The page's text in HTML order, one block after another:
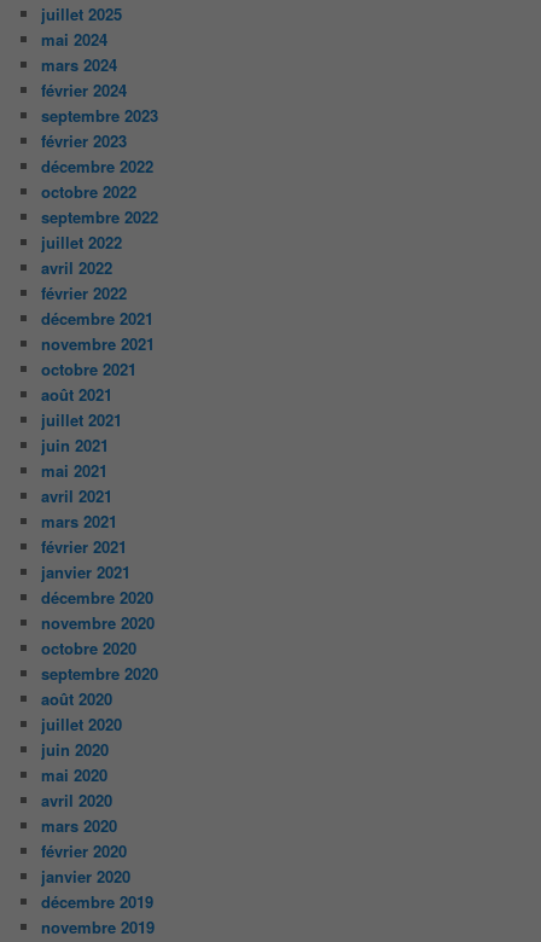
juillet 2025
mai 2024
mars 2024
février 2024
septembre 2023
février 2023
décembre 2022
octobre 2022
septembre 2022
juillet 2022
avril 2022
février 2022
décembre 2021
novembre 2021
octobre 2021
août 2021
juillet 2021
juin 2021
mai 2021
avril 2021
mars 2021
février 2021
janvier 2021
décembre 2020
novembre 2020
octobre 2020
septembre 2020
août 2020
juillet 2020
juin 2020
mai 2020
avril 2020
mars 2020
février 2020
janvier 2020
décembre 2019
novembre 2019